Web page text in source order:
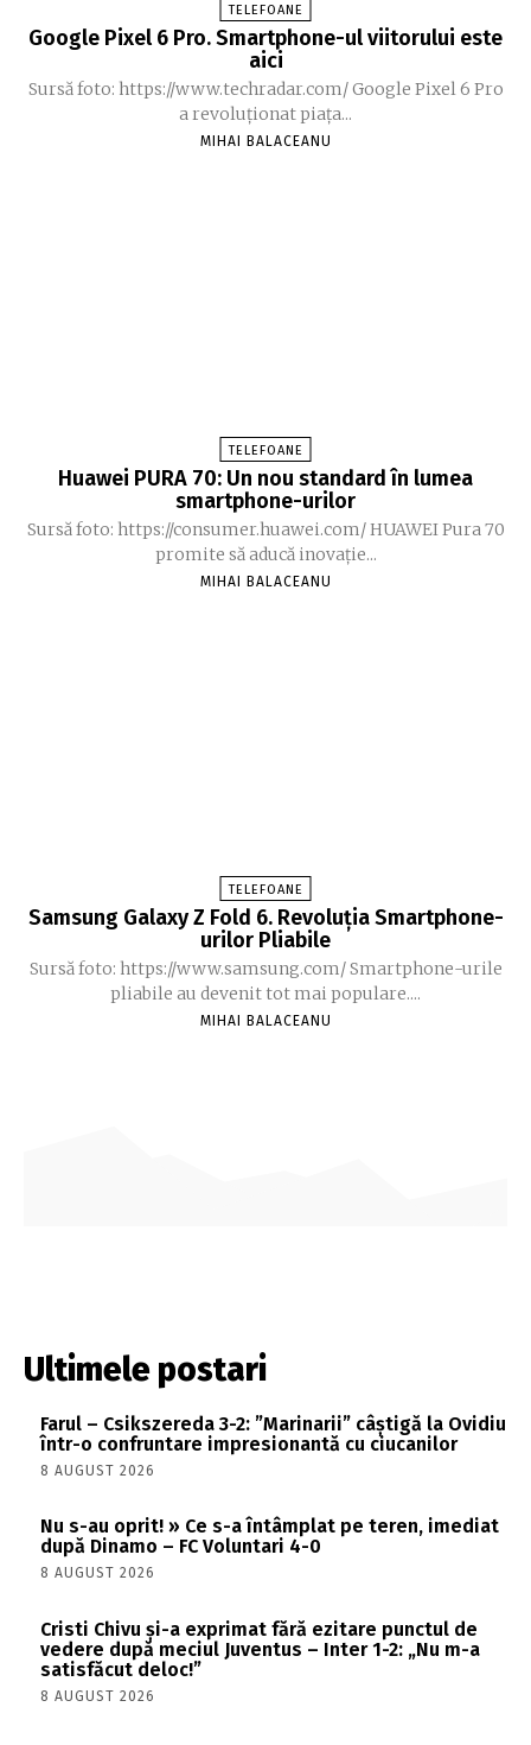
TELEFOANE
Google Pixel 6 Pro. Smartphone-ul viitorului este
aici
Sursă foto: https://www.techradar.com/ Google Pixel 6 Pro
a revoluționat piața...
MIHAI BALACEANU
TELEFOANE
Huawei PURA 70: Un nou standard în lumea
smartphone-urilor
Sursă foto: https://consumer.huawei.com/ HUAWEI Pura 70
promite să aducă inovație...
MIHAI BALACEANU
TELEFOANE
Samsung Galaxy Z Fold 6. Revoluția Smartphone-
urilor Pliabile
Sursă foto: https://www.samsung.com/ Smartphone-urile
pliabile au devenit tot mai populare....
MIHAI BALACEANU
Ultimele postari
Farul – Csikszereda 3-2: ”Marinarii” câștigă la Ovidiu
într-o confruntare impresionantă cu ciucanilor
8 AUGUST 2026
Nu s-au oprit! » Ce s-a întâmplat pe teren, imediat
după Dinamo – FC Voluntari 4-0
8 AUGUST 2026
Cristi Chivu și-a exprimat fără ezitare punctul de
vedere după meciul Juventus – Inter 1-2: „Nu m-a
satisfăcut deloc!”
8 AUGUST 2026